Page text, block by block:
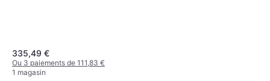
335,49 €
Ou 3 paiements de 111,83 €
1 magasin